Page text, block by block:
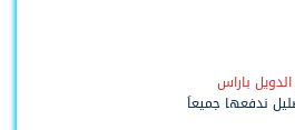
باراس
ندفعها جميعاً